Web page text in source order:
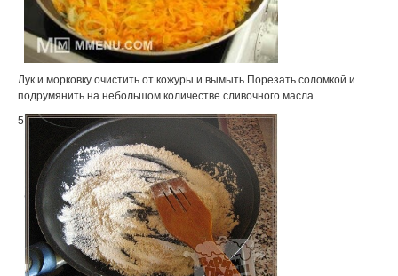
Лук и морковку очистить от кожуры и вымыть.Порезать соломкой и
подрумянить на небольшом количестве сливочного масла
5